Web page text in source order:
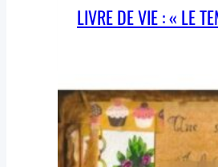
LIVRE DE VIE : « LE